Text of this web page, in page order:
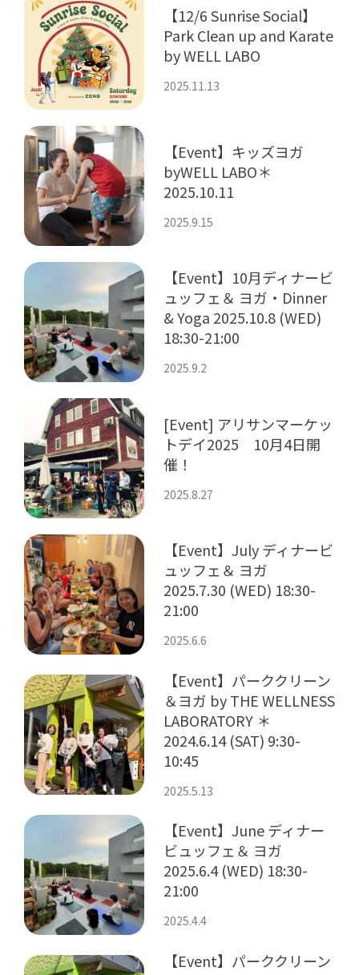
【12/6 Sunrise Social】
Park Clean up and Karate
by WELL LABO
2025.11.13
【Event】キッズヨガ
byWELL LABO＊
2025.10.11
2025.9.15
【Event】10月ディナービ
ュッフェ＆ ヨガ・Dinner
& Yoga 2025.10.8 (WED)
18:30-21:00
2025.9.2
[Event] アリサンマーケッ
トデイ2025 10月4日開
催！
2025.8.27
【Event】July ディナービ
ュッフェ＆ ヨガ
2025.7.30 (WED) 18:30-
21:00
2025.6.6
【Event】パーククリーン
＆ヨガ by THE WELLNESS
LABORATORY ＊
2024.6.14 (SAT) 9:30-
10:45
2025.5.13
【Event】June ディナー
ビュッフェ＆ ヨガ
2025.6.4 (WED) 18:30-
21:00
2025.4.4
【Event】パーククリーン